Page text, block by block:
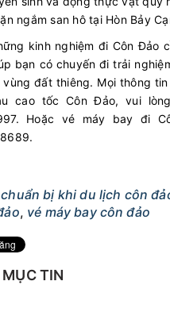
ngắm san hô tại Hòn Bảy
kinh nghiệm đi Côn Đảo
bạn có chuyến đi trải
vùng đất thiêng. Mọi thông
cao tốc Côn Đảo, vui
Hoặc vé máy bay đi
chuẩn bị khi du lịch côn
, vé máy bay côn đảo
TIN